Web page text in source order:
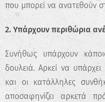
που μπορεί να ανατεθούν
2. Υπάρχουν περιθώρια
Συνήθως υπάρχουν
δουλειά. Αρκεί να
και οι κατάλληλες
αποσαφηνίζει αρκετά